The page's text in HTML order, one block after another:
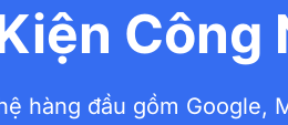
Công
hàng đầu gồm Google,